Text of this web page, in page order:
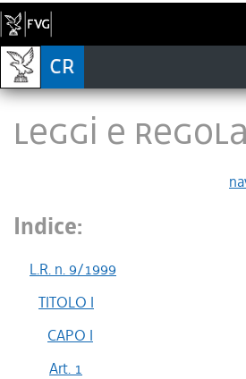
LEGGI E
Indice:
L.R. n. 9/1999
TITOLO I
CAPO I
Art. 1